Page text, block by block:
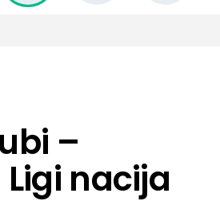
–
nacija